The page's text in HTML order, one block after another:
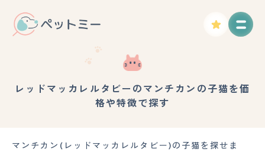
レッドマッカレルタビーのマンチカンの子猫を価
格や特徴で探す
マンチカン(レッドマッカレルタビー)の子猫を探せま